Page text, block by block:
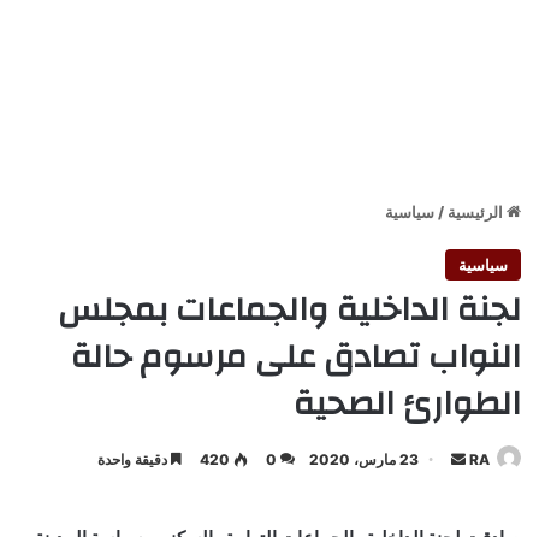
الرئيسية / سياسية
سياسية
لجنة الداخلية والجماعات بمجلس
النواب تصادق على مرسوم حالة
الطوارئ الصحية
RA
أرسل 23 مارس، 2020 0
420 دقيقة واحدة